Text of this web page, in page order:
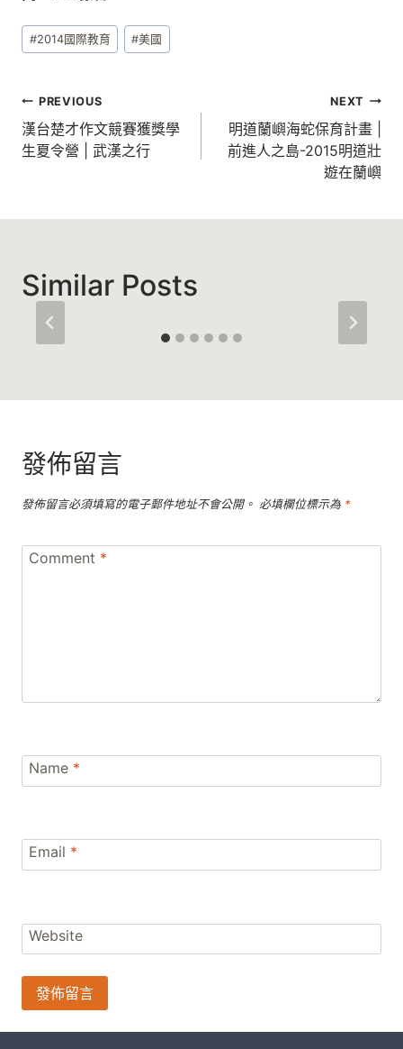
Post
Tags:
#2014國際教育 #美國
文
章
導
PREVIOUS
漢台楚才作文競賽獲獎學
生夏令營 | 武漢之行
NEXT
明道蘭嶼海蛇保育計畫 |
前進人之島-2015明道壯
遊在蘭嶼
Similar Posts
發佈留言
發佈留言必須填寫的電子郵件地址不會公開。 必填欄位標示為 *
Comment *
Name *
Email *
Website